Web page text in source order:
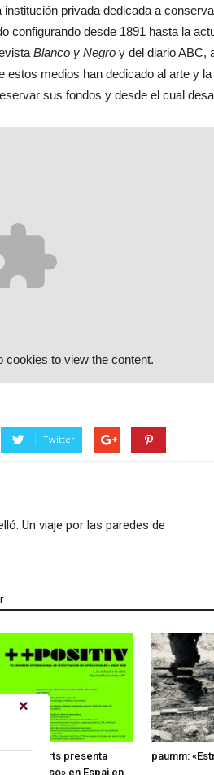
institución privada dedicada a
configurando desde 1891 hasta la
Blanco y Negro y del diario ABC,
estos medios han dedicado al arte y
sus fondos y desde el cual
cookies to view the content.
Twitter
Un viaje por las paredes de
Antonio Orts presenta
de llum i so» en Espai en
paumm: